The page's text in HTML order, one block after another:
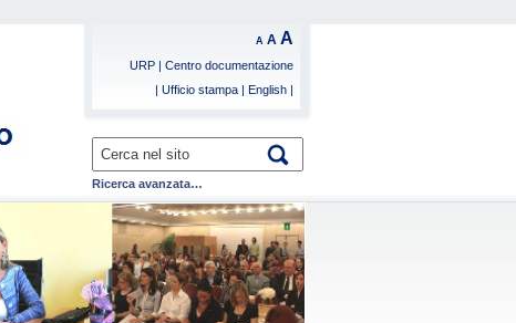
A A A
URP | Centro documentazione
| Ufficio stampa | English |
Ricerca avanzata…